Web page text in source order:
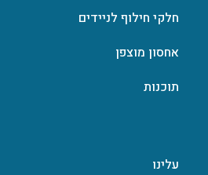
חלקי חילוף לניידים
אחסון מוצפן
תוכנות
עלינו